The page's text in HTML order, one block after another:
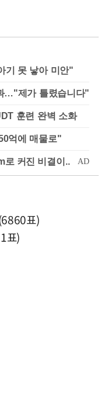
기 못 낳아 미안"
…"제가 틀렸습니다"
훈련 완벽 소화
억에 매물로"
표)
표)